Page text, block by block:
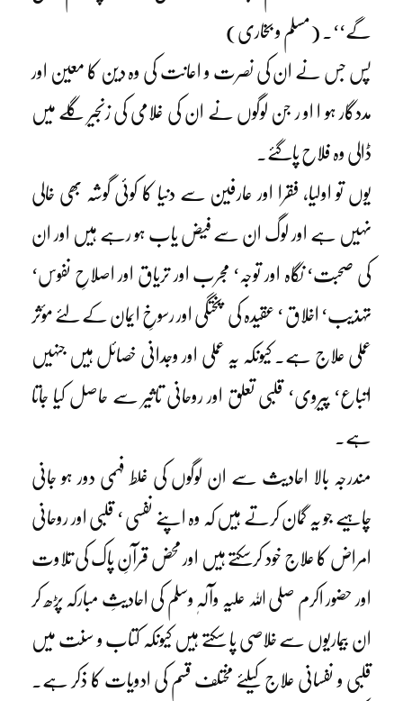
گے‘‘۔ (مسلم و بخاری)
پس جس نے ان کی نصرت و اعانت کی وہ دین کا معین اور
مددگار ہو ا او ر جن لوگوں نے ان کی غلامی کی زنجیر گلے میں
ڈالی وہ فلاح پاگئے۔
یوں تو اولیا، فقرا اور عارفین سے دنیا کا کوئی گوشہ بھی خالی
نہیں ہے اور لوگ ان سے فیض یاب ہو رہے ہیں اور ان
کی صحبت‘ نگاہ اور توجہ‘ مجرب اور تریاق اور اصلاحِ نفوس‘
تہذیب‘ اخلاق ‘ عقیدہ کی پختگی اور رسوخِ ایمان کے لئے مؤثر
عملی علاج ہے۔ کیونکہ یہ عملی اور وجدانی خصائل ہیں جنہیں
اتباع‘ پیروی‘ قلبی تعلق اور روحانی تاثیر سے حاصل کیا جاتا
ہے۔
مندرجہ بالا احادیث سے ان لوگوں کی غلط فہمی دور ہو جانی
چاہیے جو یہ گمان کرتے ہیں کہ وہ اپنے نفسی ‘ قلبی اور روحانی
امراض کا علاج خود کرسکتے ہیں اور محض قرآنِ پاک کی تلاوت
اور حضور اکرم صلی اللہ علیہ وآلہٖ وسلم کی احادیثِ مبارکہ پڑھ کر
ان بیماریوں سے خلاصی پا سکتے ہیں کیونکہ کتاب و سنت میں
قلبی و نفسانی علاج کیلئے مختلف قسم کی ادویات کا ذکر ہے۔